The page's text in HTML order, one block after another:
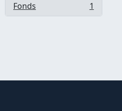
Fonds
, 1 résultats 1